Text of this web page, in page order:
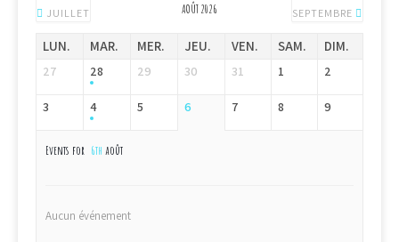
JUILLET AOÛT 2026 SEPTEMBRE
LUN. MAR. MER. JEU. VEN. SAM. DIM.
27 28 29 30 31 1 2
3 4 5 6 7 8 9
Events for 6th août
Aucun événement